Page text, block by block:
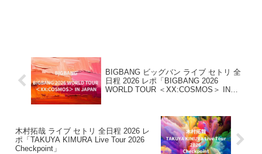
BIGBANG ビッグバン ライブ セトリ 全
日程 2026 レポ「BIGBANG 2026
WORLD TOUR ＜XX:COSMOS＞ IN
木村拓哉 ライブ セトリ 全日程 2026 レ
ポ「TAKUYA KIMURA Live Tour 2026
Checkpoint」